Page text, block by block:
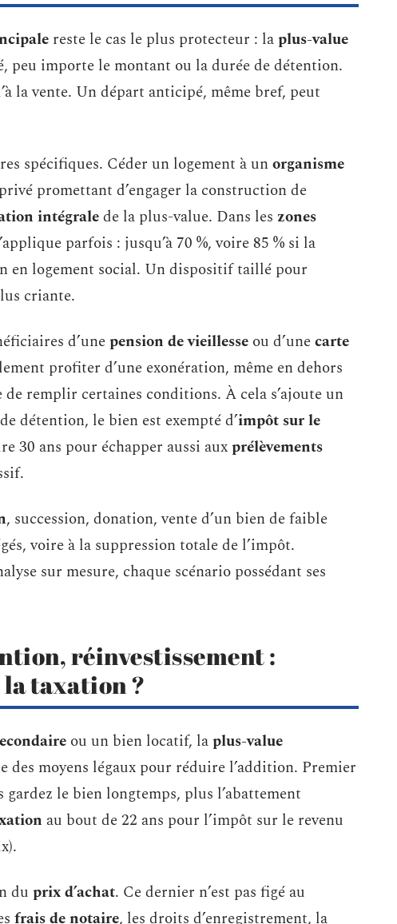
reste le cas le plus protecteur : laplus-value
peu importe le montant ou la durée de détention.
la vente. Un départ anticipé, même bref, peut
spécifiques. Céder un logement à unorganisme
promettant d’engager la construction de
intégralede la plus-value. Dans les zones
parfois : jusqu’à 70 %, voire 85 % si la
en logement social. Un dispositif taillé pour
criante.
d’unepension de vieillesse ou d’unecarte
profiter d’une exonération, même en dehors
remplir certaines conditions. À cela s’ajoute un
détention, le bien est exempté d’impôt sur le
30 ans pour échapper aussi auxprélèvements
, succession, donation, vente d’un bien de faible
voire à la suppression totale de l’impôt.
sur mesure, chaque scénario possédant ses
réinvestissement :
taxation ?
ou un bien locatif, laplus-value
des moyens légaux pour réduire l’addition. Premier
gardez le bien longtemps, plus l’abattement
au bout de 22 ans pour l’impôt sur le revenu
du prix d’achat. Ce dernier n’est pas figé au
frais de notaire, les droits d’enregistrement, la